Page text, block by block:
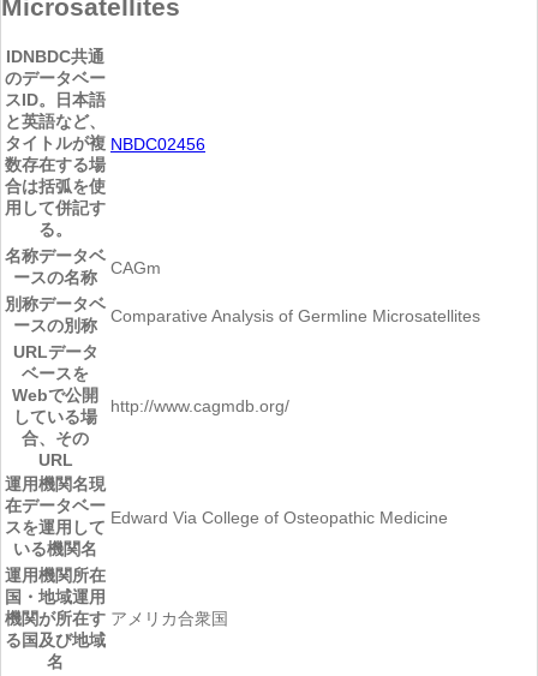
Microsatellites
IDNBDC共通
のデータベー
スID。日本語
と英語など、
タイトルが複
数存在する場
合は括弧を使
用して併記す
る。
NBDC02456
名称データベ
ースの名称
CAGm
別称データベ
ースの別称
Comparative Analysis of Germline Microsatellites
URLデータ
ベースを
Webで公開
している場
合、その
URL
http://www.cagmdb.org/
運用機関名現
在データベー
スを運用して
いる機関名
Edward Via College of Osteopathic Medicine
運用機関所在
国・地域運用
機関が所在す
る国及び地域
名
アメリカ合衆国